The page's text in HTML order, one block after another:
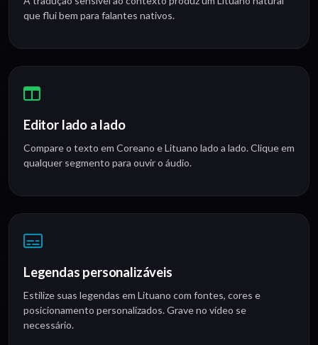
que flui bem para falantes nativos.
Editor lado a lado
Compare o texto em Coreano e Lituano lado a lado. Clique em
qualquer segmento para ouvir o áudio.
Legendas personalizáveis
Estilize suas legendas em Lituano com fontes, cores e
posicionamento personalizados. Grave no vídeo se
necessário.